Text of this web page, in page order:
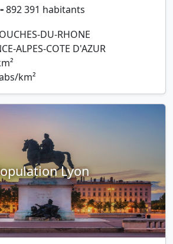
892 391 habitants
DU-RHONE
ALPES-COTE D'AZUR
km²
Lyon